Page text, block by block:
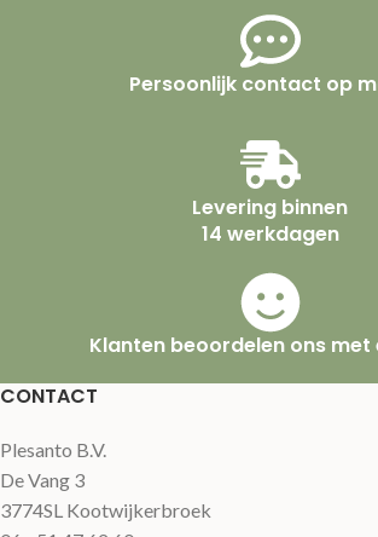
Persoonlijk contact op
Levering binnen
14 werkdagen
Klanten beoordelen ons met
CONTACT
Plesanto B.V.
De Vang 3
3774SL Kootwijkerbroek